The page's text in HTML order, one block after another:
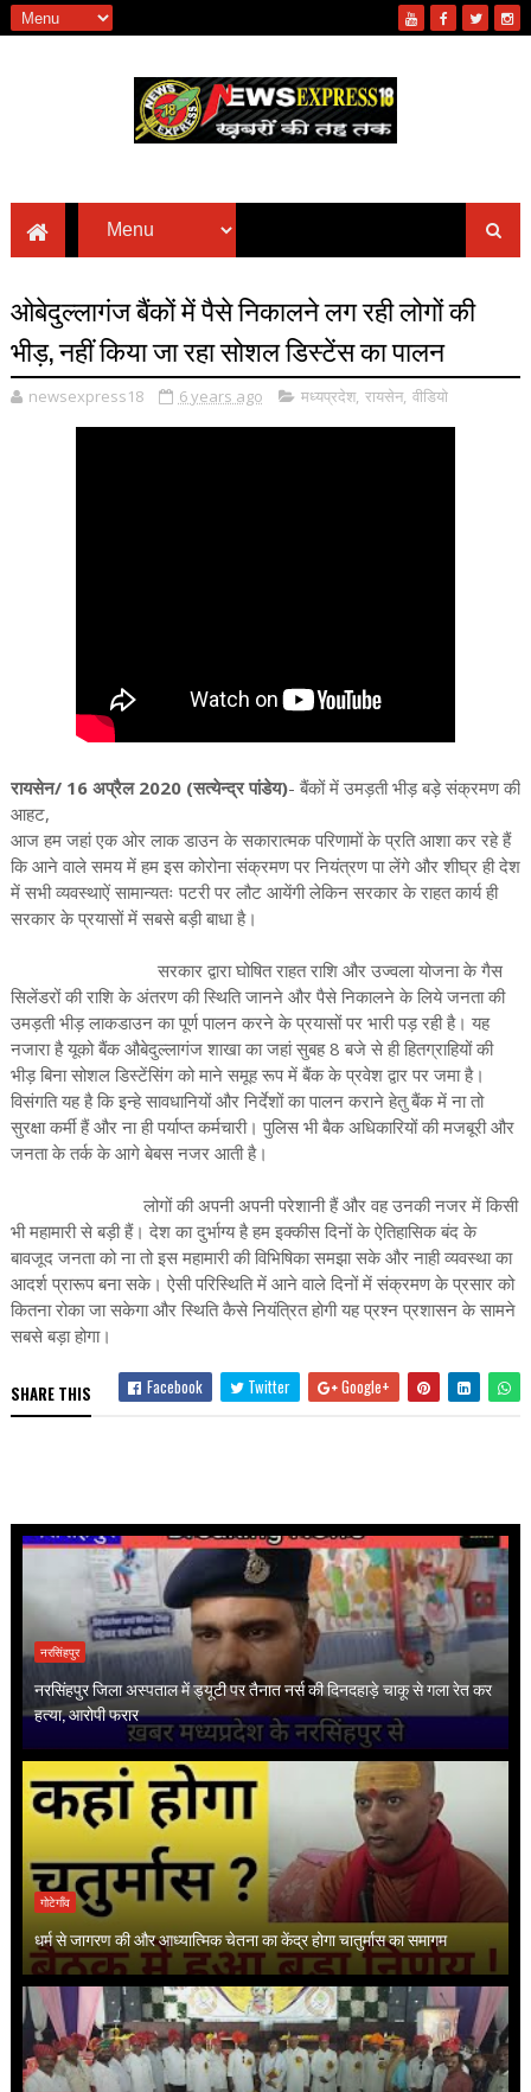
ओबेदुल्लागंज बैंकों में पैसे निकालने लग रही लोगों की
भीड़, नहीं किया जा रहा सोशल डिस्टेंस का पालन
newsexpress18 6 years ago मध्यप्रदेश, रायसेन, वीडियो
रायसेन/ 16 अप्रैल 2020 (सत्येन्द्र पांडेय)- बैंकों में उमड़ती भीड़ बड़े संक्रमण की
आहट,
आज हम जहां एक ओर लाक डाउन के सकारात्मक परिणामों के प्रति आशा कर रहे हैं
कि आने वाले समय में हम इस कोरोना संक्रमण पर नियंत्रण पा लेंगे और शीघ्र ही देश
में सभी व्यवस्थाऐं सामान्यतः पटरी पर लौट आयेंगी लेकिन सरकार के राहत कार्य ही
सरकार के प्रयासों में सबसे बड़ी बाधा है।
सरकार द्वारा घोषित राहत राशि और उज्वला योजना के गैस
सिलेंडरों की राशि के अंतरण की स्थिति जानने और पैसे निकालने के लिये जनता की
उमड़ती भीड़ लाकडाउन का पूर्ण पालन करने के प्रयासों पर भारी पड़ रही है। यह
नजारा है यूको बैंक औबेदुल्लागंज शाखा का जहां सुबह 8 बजे से ही हितग्राहियों की
भीड़ बिना सोशल डिस्टेंसिंग को माने समूह रूप में बैंक के प्रवेश द्वार पर जमा है।
विसंगति यह है कि इन्हे सावधानियों और निर्देशों का पालन कराने हेतु बैंक में ना तो
सुरक्षा कर्मी हैं और ना ही पर्याप्त कर्मचारी। पुलिस भी बैक अधिकारियों की मजबूरी और
जनता के तर्क के आगे बेबस नजर आती है।
लोगों की अपनी अपनी परेशानी हैं और वह उनकी नजर में किसी
भी महामारी से बड़ी हैं। देश का दुर्भाग्य है हम इक्कीस दिनों के ऐतिहासिक बंद के
बावजूद जनता को ना तो इस महामारी की विभिषिका समझा सके और नाही व्यवस्था का
आदर्श प्रारूप बना सके। ऐसी परिस्थिति में आने वाले दिनों में संक्रमण के प्रसार को
कितना रोका जा सकेगा और स्थिति कैसे नियंत्रित होगी यह प्रश्न प्रशासन के सामने
सबसे बड़ा होगा।
SHARE THIS Facebook Twitter Google+
नरसिंहपुर
नरसिंहपुर जिला अस्पताल में ड्यूटी पर तैनात नर्स की दिनदहाड़े चाकू से गला रेत कर
हत्या, आरोपी फरार
गोटेगाँव
धर्म से जागरण की और आध्यात्मिक चेतना का केंद्र होगा चातुर्मास का समागम